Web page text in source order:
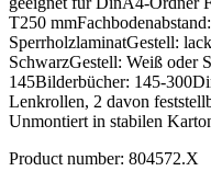
T250
SperrholzlaminatGestell:
SchwarzGestell: Weiß oder
145Bilderbücher: 145-
Lenkrollen, 2 davon
Unmontiert in stabilen
Product number: 804572.X